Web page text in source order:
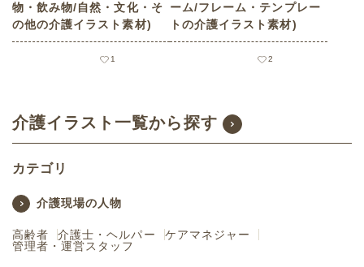
物・飲み物/自然・文化・そ
の他の介護イラスト素材)
1
ーム/フレーム・テンプレー
トの介護イラスト素材)
2
介護イラスト一覧から探す
カテゴリ
介護現場の人物
高齢者 介護士・ヘルパー
ケアマネジャー
管理者・運営スタッフ